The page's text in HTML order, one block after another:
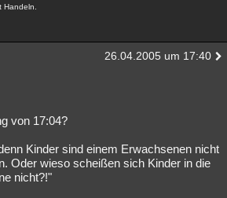
26.04.2005 um 17:40
von 17:04?
Kinder sind einem Erwachsenen nicht
Oder wieso scheißen sich Kinder in die
nicht?!"